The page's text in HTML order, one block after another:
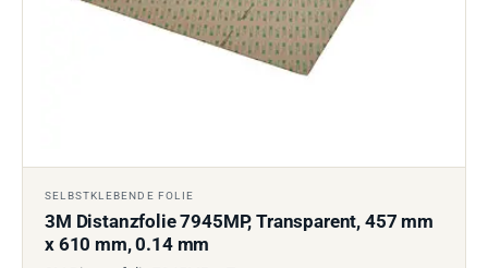
SELBSTKLEBENDE FOLIE
3M Distanzfolie 7945MP, Transparent, 457 mm
x 610 mm, 0.14 mm